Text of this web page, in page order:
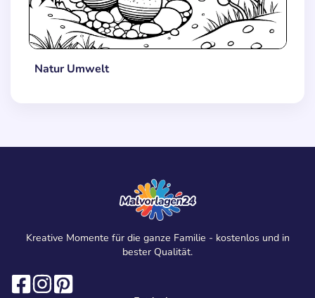
Natur Umwelt
Kreative Momente für die ganze Familie - kostenlos und in
bester Qualität.